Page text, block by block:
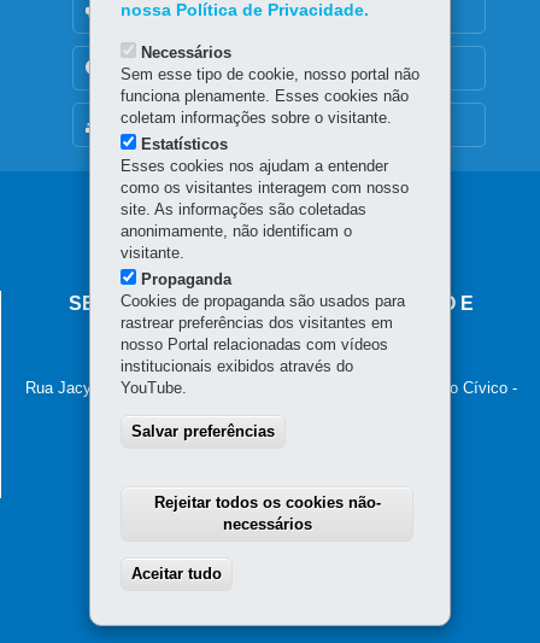
MAPA DO SITE
OUVIDORIA
TRANSPARÊNCIA INSTITUCIONAL
Navegação
principal
SECRETARIA DA INDÚSTRIA, COMÉRCIO E
SERVIÇOS
Palácio das Araucárias
Rua Jacy Loureiro de Campos, s/n - 5º andar - ALA C - Centro Cívico -
(41) 3235-8898
Horário de atendimento: das 8h às 18h
nossa Política de Privacidade.
Necessários
Sem esse tipo de cookie, nosso portal não
funciona plenamente. Esses cookies não
coletam informações sobre o visitante.
Estatísticos
Esses cookies nos ajudam a entender
como os visitantes interagem com nosso
site. As informações são coletadas
anonimamente, não identificam o
visitante.
Propaganda
Cookies de propaganda são usados para
rastrear preferências dos visitantes em
nosso Portal relacionadas com vídeos
institucionais exibidos através do
YouTube.
Salvar preferências
Rejeitar todos os cookies não-
necessários
Aceitar tudo